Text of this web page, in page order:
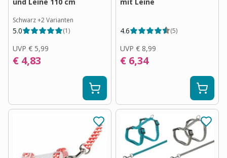
Schwarz+2Varianten
5.0 (1)
UVP € 5,99
€ 4,83
4.6 (5)
UVP € 8,99
€ 6,34